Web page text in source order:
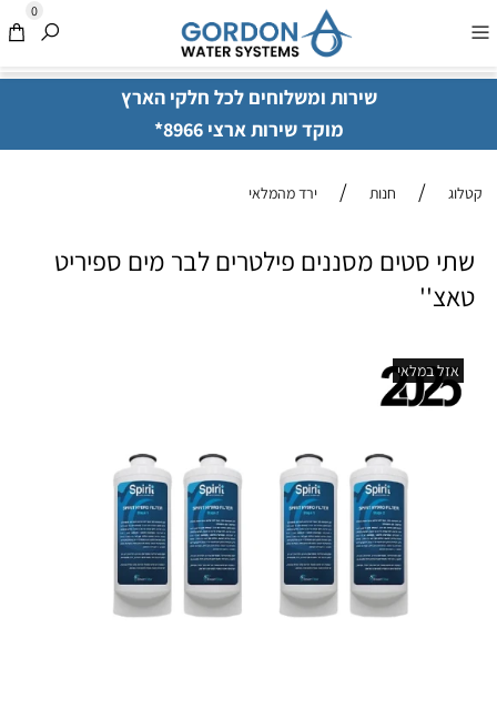
שירות ומשלוחים לכל חלקי הארץ
מוקד שירות ארצי 8966*
0
קטלוג / חנות / ירד מהמלאי
שתי סטים מסננים פילטרים לבר מים ספיריט
טאצ''
אזל במלאי